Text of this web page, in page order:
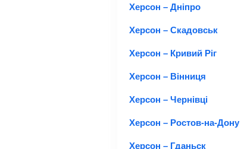
Херсон – Дніпро
Херсон – Скадовськ
Херсон – Кривий Ріг
Херсон – Вінниця
Херсон – Чернівці
Херсон – Ростов-на-Дону
Херсон – Гданьск